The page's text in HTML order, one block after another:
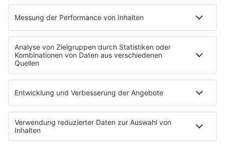
Phonostar
REGENBOGEN 2
WERBUNG
Leistungen und Produkte
Mediadaten und Preisliste
Ansprechpartner
RECHTLICHES
Impressum